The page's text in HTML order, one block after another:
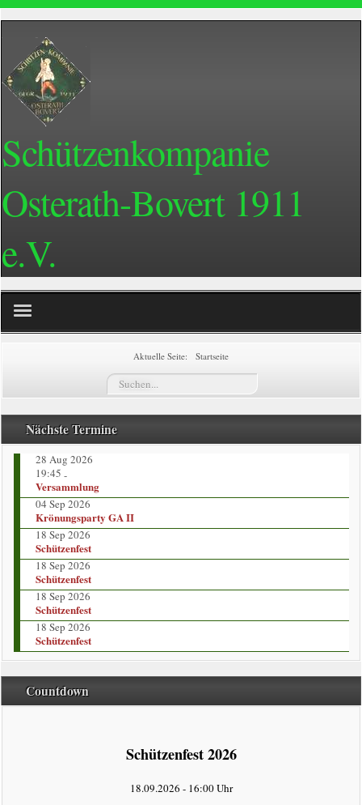
Schützenkompanie
Osterath-Bovert 1911
e.V.
Züge
Vorstand
Kompaniekönige
Regimentskönige
Jungschützenkönige
Bildergalerie
News
Impressum
Aktuelle Seite: Startseite
Suchen...
Nächste Termine
28 Aug 2026
19:45 -
Versammlung
04 Sep 2026
Krönungsparty GA II
18 Sep 2026
Schützenfest
18 Sep 2026
Schützenfest
18 Sep 2026
Schützenfest
18 Sep 2026
Schützenfest
Countdown
Schützenfest 2026
18.09.2026 - 16:00 Uhr